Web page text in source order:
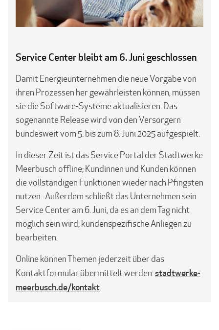
Service Center bleibt am 6. Juni geschlossen
Damit Energieunternehmen die neue Vorgabe von
ihren Prozessen her gewähr­leisten können, müssen
sie die Software-Systeme aktualisieren. Das
sogenannte Release wird von den Versorgern
bundesweit vom 5. bis zum 8. Juni 2025 aufge­spielt.
In dieser Zeit ist das Service Portal der Stadtwerke
Meerbusch offline; Kundinnen und Kunden können
die vollständigen Funktionen wieder nach Pfingsten
nutzen. Außerdem schließt das Unternehmen sein
Service Center am 6. Juni, da es an dem Tag nicht
möglich sein wird, kundenspezifische Anliegen zu
bearbeiten.
Online können Themen jederzeit über das
Kontaktformular übermittelt werden:stadtwerke-
meerbusch.de/kontakt